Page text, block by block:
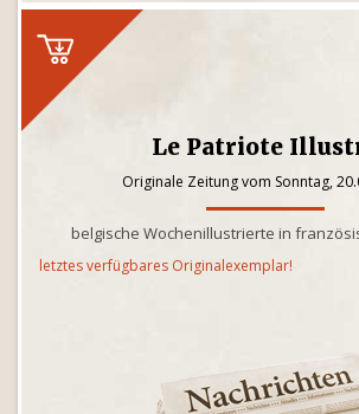
Le Patriote
Originale Zeitung vom Sonntag,
belgische Wochenillustrierte in
letztes verfügbares Originalexemplar!